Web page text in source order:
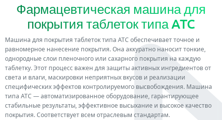
Фармацевтическая машина для
покрытия таблеток типа ATC
Машина для покрытия таблеток типа ATC обеспечивает точное и
равномерное нанесение покрытия. Она аккуратно наносит тонкие,
однородные слои пленочного или сахарного покрытия на каждую
таблетку. Этот процесс важен для защиты активных ингредиентов от
света и влаги, маскировки неприятных вкусов и реализации
специфических эффектов контролируемого высвобождения. Машина
типа ATC — автоматизированное оборудование, гарантирующее
стабильные результаты, эффективное высыхание и высокое качество
покрытия. Соответствует всем отраслевым стандартам.